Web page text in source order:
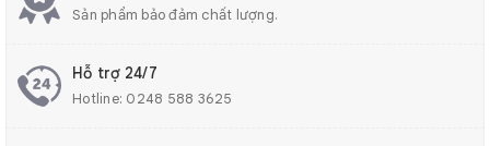
Sản phẩm bảo đảm chất lượng.
Hỗ trợ 24/7
Hotline: 0248 588 3625